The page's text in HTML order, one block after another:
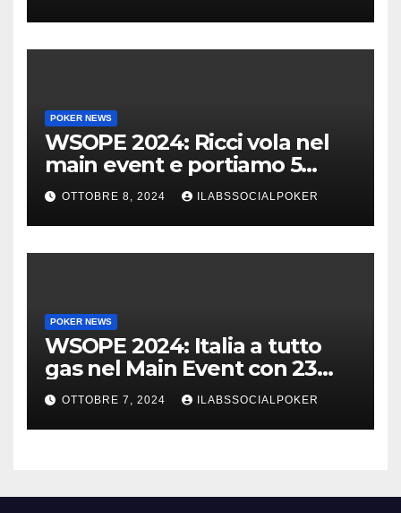
POKER NEWS
WSOPE 2024: Ricci vola nel
main event e portiamo 5
azzurri al day 4
OTTOBRE 8, 2024 ILABSSOCIALPOKER
POKER NEWS
WSOPE 2024: Italia a tutto
gas nel Main Event con 23
azzurri al day 3
OTTOBRE 7, 2024 ILABSSOCIALPOKER